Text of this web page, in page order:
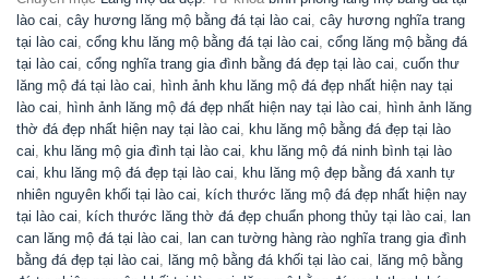
lào cai cây hương lăng mộ bằng đá tại lào cai cây hương nghĩa trang
tại lào cai cổng khu lăng mộ bằng đá tại lào cai cổng lăng mộ bằng đá
tại lào cai cổng nghĩa trang gia đình bằng đá đẹp tại lào cai cuốn thư
lăng mộ đá tại lào cai
hình ảnh khu lăng mộ đá đẹp nhất hiện nay tại
lào cai
hình ảnh lăng mộ đá đẹp nhất hiện nay tại lào cai
hình ảnh lăng
thờ đá đẹp nhất hiện nay tại lào cai
khu lăng mộ bằng đá đẹp tại lào
cai
khu lăng mộ gia đình tại lào cai
khu lăng mộ đá ninh bình tại lào
cai
khu lăng mộ đá đẹp tại lào cai
khu lăng mộ đẹp bằng đá xanh tự
nhiên nguyên khối tại lào cai
kích thước lăng mộ đá đẹp nhất hiện nay
tại lào cai
kích thước lăng thờ đá đẹp chuẩn phong thủy tại lào cai
lan
can lăng mộ đá tại lào cai
lan can tường hàng rào nghĩa trang gia đình
bằng đá đẹp tại lào cai
lăng mộ bằng đá khối tại lào cai
lăng mộ bằng